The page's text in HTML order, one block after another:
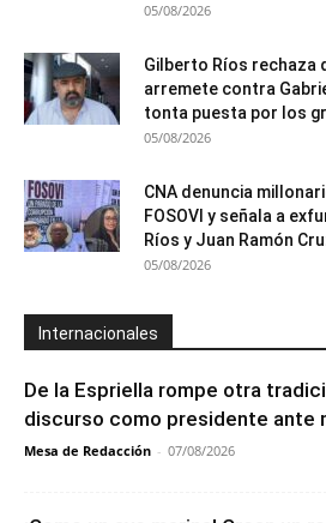
05/08/2026
Gilberto Ríos rechaza
arremete contra
tonta puesta por los
05/08/2026
CNA denuncia
FOSOVI y señala a
Ríos y Juan Ramón
05/08/2026
Internacionales
De la Espriella rompe otra
discurso como presidente ante
Mesa de Redacción - 07/08/2026